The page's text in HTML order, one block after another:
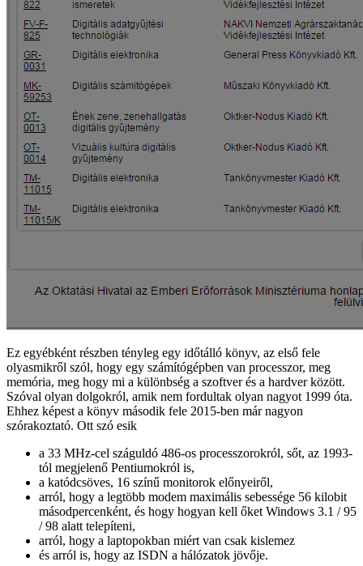
Ez egyébként részben tényleg egy időtálló könyv, az első fele
olyasmikről szól, hogy egy számítógépben van processzor, meg
memória, meg hogy mi a különbség a szoftver és a hardver között.
Szóval olyan dolgokról, amik nem fordultak olyan nagyot 1999 óta.
Ehhez képest a könyv második fele 2015-ben már nagyon
szórakoztató. Ott szó esik
a 33 MHz-cel száguldó 486-os processzorokról, sőt, az 1993-
tól megjelenő Pentiumokról is,
a katódcsöves, 16 színű monitorok előnyeiről,
arról, hogy a legtöbb modem maximális sebessége 56 kilobit
másodpercenként, és hogy hogyan kell őket Windows 3.1 / 95
/ 98 alatt telepíteni,
arról, hogy a laptopokban miért van csak kislemez
és arról is, hogy az ISDN a hálózatok jövője.